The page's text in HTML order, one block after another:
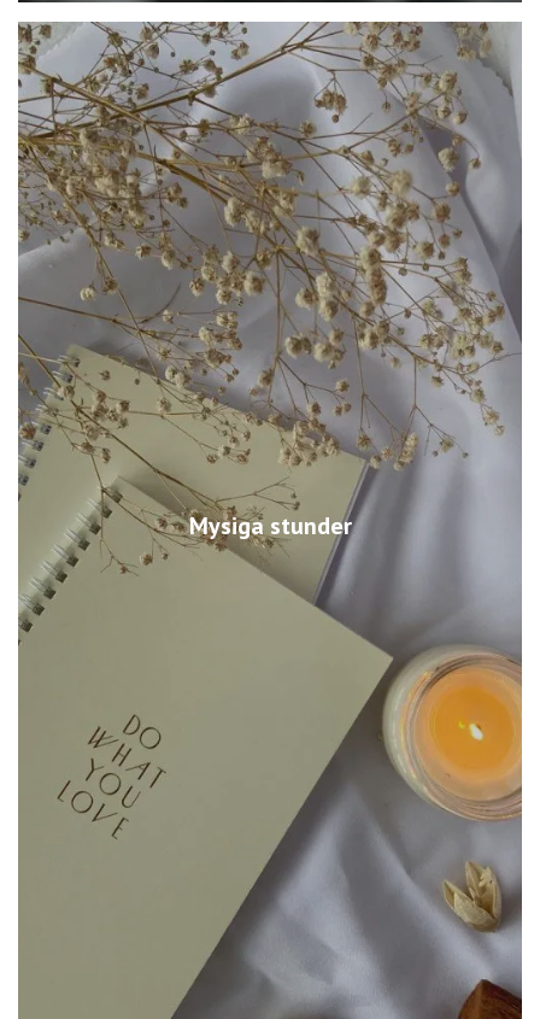
Mysiga stunder